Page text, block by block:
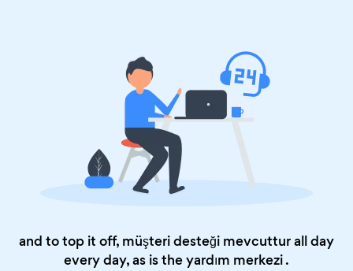
and to top it off, müşteri desteği mevcuttur all day
every day, as is theyardım merkezi.